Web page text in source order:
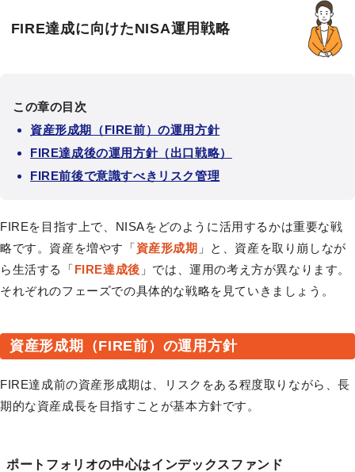
FIRE達成に向けたNISA運用戦略
この章の目次
資産形成期（FIRE前）の運用方針
FIRE達成後の運用方針（出口戦略）
FIRE前後で意識すべきリスク管理
FIREを目指す上で、NISAをどのように活用するかは重要な戦
略です。資産を増やす「資産形成期 」と、資産を取り崩しなが
ら生活する「FIRE達成後 」では、運用の考え方が異なります。
それぞれのフェーズでの具体的な戦略を見ていきましょう。
資産形成期（FIRE前）の運用方針
FIRE達成前の資産形成期は、リスクをある程度取りながら、長
期的な資産成長を目指すことが基本方針です。
ポートフォリオの中心はインデックスファンド